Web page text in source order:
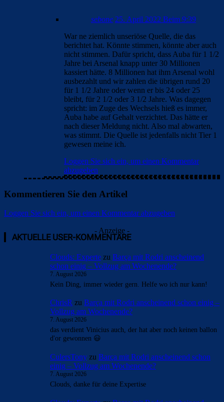
sebone 25. April 2022 Beim 9:39
War ne ziemlich unseriöse Quelle, die das
berichtet hat. Könnte stimmen, könnte aber auch
nicht stimmen. Dafür spricht, dass Auba für 1 1/2
Jahre bei Arsenal knapp unter 30 Millionen
kassiert hätte. 8 Millionen hat ihm Arsenal wohl
ausbezahlt und wir zahlen die übrigen rund 20
für 1 1/2 Jahre oder wenn er bis 24 oder 25
bleibt, für 2 1/2 oder 3 1/2 Jahre. Was dagegen
spricht: im Zuge des Wechsels hieß es immer,
Auba habe auf Gehalt verzichtet. Das hätte er
nach dieser Meldung nicht. Also mal abwarten,
was stimmt. Die Quelle ist jedenfalls nicht Tier 1
gewesen meine ich.
Loggen Sie sich ein, um einen Kommentar
abzugeben
Kommentieren Sie den Artikel
Loggen Sie sich ein, um einen Kommentar abzugeben
- Anzeige -
AKTUELLE USER-KOMMENTARE
Clouds: Experte zu Barça mit Rodri anscheinend
schon einig – Vollzug am Wochenende?
7. August 2026
Kein Ding, immer wieder gern. Helfe wo ich nur kann!
ChrisR zu Barça mit Rodri anscheinend schon einig –
Vollzug am Wochenende?
7. August 2026
das verdient Vinicius auch, der hat aber noch keinen ballon
d'or gewonnen 😃
CulersTony zu Barça mit Rodri anscheinend schon
einig – Vollzug am Wochenende?
7. August 2026
Clouds, danke für deine Expertise